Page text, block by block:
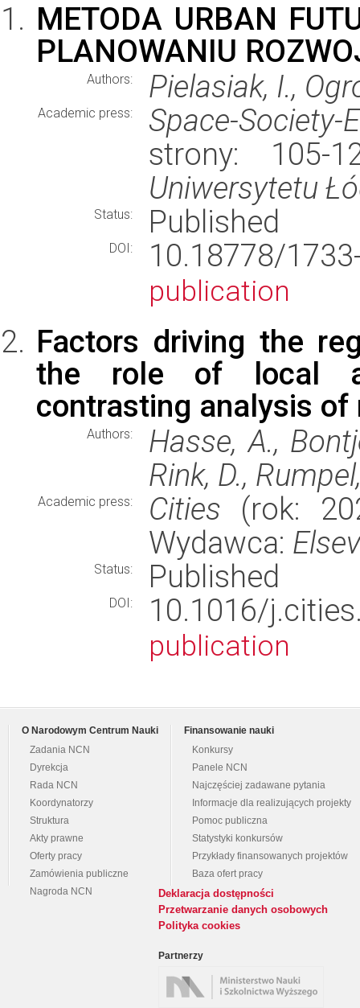
METODA URBAN
PLANOWANIU
Authors: Pielasiak, I.,
Academic press:
Space-Society-
strony: 105-
Uniwersytetu
Status: Published
DOI: 10.18778/
publication
Factors driving the
the role of local
contrasting analysis
Authors:
Hasse, A.,
Rink, D.,
Academic press: Cities (rok:
Wydawca:
Status: Published
DOI: 10.1016/
publication
O Narodowym Centrum Nauki
Zadania NCN
Dyrekcja
Rada NCN
Koordynatorzy
Struktura
Akty prawne
Oferty pracy
Zamówienia publiczne
Nagroda NCN
Finansowanie nauki
Konkursy
Panele NCN
Najczęściej zadawane pytania
Informacje dla realizujących projekty
Pomoc publiczna
Statystyki konkursów
Przykłady finansowanych projektów
Baza ofert pracy
Deklaracja dostępności
Przetwarzanie danych osobowych
Polityka cookies
Partnerzy